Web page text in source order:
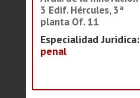
3 Edif. Hércules, 3ª
planta Of. 11
Especialidad Juridica:
penal